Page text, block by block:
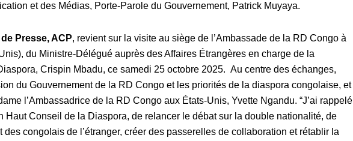
et des Médias, Porte-Parole du Gouvernement, Patrick Muyaya.
Presse, ACP, revient sur la visite au siège de l’Ambassade de la RD Congo à
du Ministre-Délégué auprès des Affaires Étrangères en charge de la
Crispin Mbadu, ce samedi 25 octobre 2025. Au centre des échanges,
du Gouvernement de la RD Congo et les priorités de la diaspora congolaise, et
l’Ambassadrice de la RD Congo aux États-Unis, Yvette Ngandu. “J’ai rappelé
Haut Conseil de la Diaspora, de relancer le débat sur la double nationalité, de
des congolais de l’étranger, créer des passerelles de collaboration et rétablir la